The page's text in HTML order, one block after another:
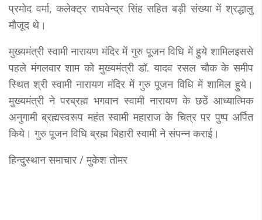
प्रमोद वर्मा, कलेक्ट्र राघवेन्द्र सिंह सहित बड़ी संख्या में श्रद्धालु
मौजूद थे।
मुख्यमंत्री स्वामी नारायण मंदिर में गुरु पूजन विधि में हुये शामिलइससे
पहले मंगलवार शाम को मुख्यमंत्री डॉ. यादव रसल चौक के समीप
स्थित श्री स्वामी नारायण मंदिर में गुरु पूजन विधि में शामिल हुये।
मुख्यमंत्री ने परब्रह्म भगवान स्वामी नारायण के छठें आध्यात्मिक
अनुगामी ब्रह्मस्वरूप महंत स्वामी महाराज के चित्र पर पुष्प अर्पित
किये। गुरु पूजन विधि ब्रह्म बिहारी स्वामी ने संपन्न कराई।
हिन्दुस्थान समाचार / मुकेश तोमर